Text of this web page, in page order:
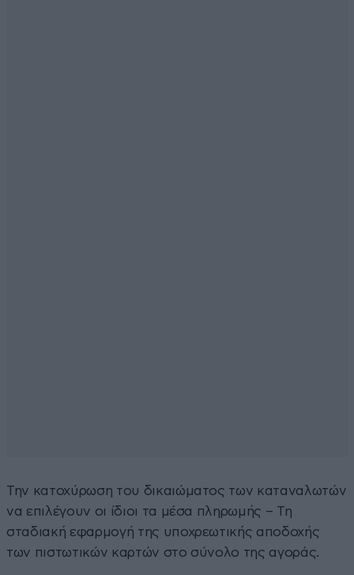
Την κατοχύρωση του δικαιώματος των καταναλωτών
να επιλέγουν οι ίδιοι τα μέσα πληρωμής – Τη
σταδιακή εφαρμογή της υποχρεωτικής αποδοχής
των πιστωτικών καρτών στο σύνολο της αγοράς.